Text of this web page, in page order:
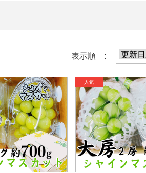
表示順 :